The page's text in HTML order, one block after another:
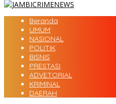
Beranda
UMUM
NASIONAL
POLITIK
BISNIS
PRESTASI
ADVETORIAL
KRIMINAL
DAERAH